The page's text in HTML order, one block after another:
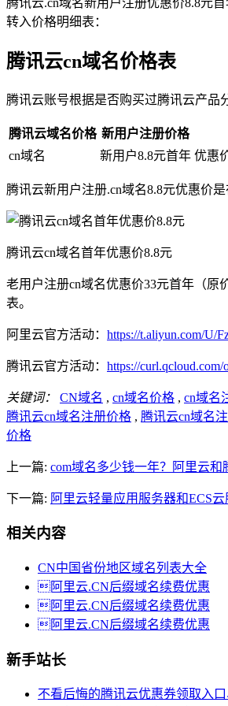
转入价格明细表：
腾讯云cn域名价格表
腾讯云账号根据是否购买过腾讯云产品
腾讯云域名价格 新用户注册价格
cn域名
新用户8.8元首年 优惠
腾讯云新用户注册.cn域名8.8元优惠价
腾讯云cn域名首年优惠价8.8元
老用户注册cn域名优惠价33元首年（原
表。
阿里云官方活动： https://t.aliyun.com/U/
腾讯云官方活动： https://curl.qcloud.com/
关键词： CN域名 , cn域名价格 , cn域名
腾讯云cn域名注册价格 , 腾讯云cn域名
价格
上一篇: com域名多少钱一年？阿里云和
下一篇: 阿里云轻量应用服务器和ECS云
相关内容
CN中国省份地区域名列表大全
阿里云.CN后缀域名续费优惠
阿里云.CN后缀域名续费优惠
阿里云.CN后缀域名续费优惠
新手站长
不看后悔的腾讯云优惠券领取入